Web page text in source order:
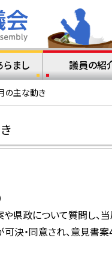
まし 議員の紹
の主な動き
県政について質問し、
決・同意され、意見書